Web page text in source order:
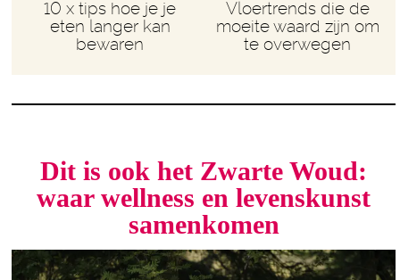
10 x tips hoe je je
eten langer kan
bewaren
Vloertrends die de
moeite waard zijn om
te overwegen
Dit is ook het Zwarte Woud:
waar wellness en levenskunst
samenkomen